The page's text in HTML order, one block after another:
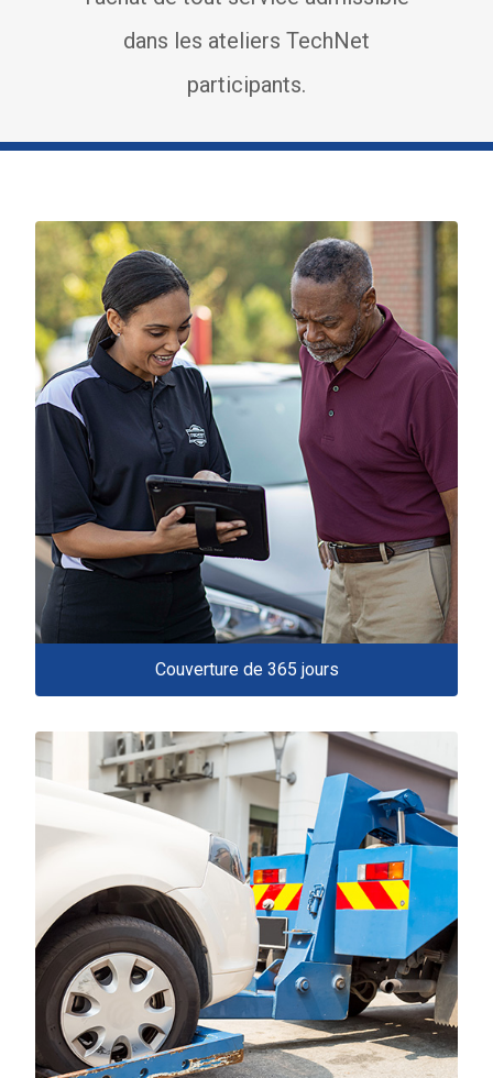
dans les ateliers TechNet
participants.
Couverture de 365 jours